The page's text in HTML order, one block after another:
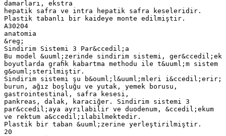
damarları, ekstra
hepatik safra ve intra hepatik safra keseleridir.
Plastik tabanlı bir kaideye monte edilmiştir.
A30204
anatomia
&reg;
Sindirim Sistemi 3 Par&ccedil;a
Bu model &uuml;zerinde sindirim sistemi, ger&ccedil;ek
boyutlarda graﬁk kabartma methodu ile t&uuml;m sistem
g&ouml;sterilmiştir.
Sindirim sistemi şu b&ouml;l&uuml;mleri i&ccedil;erir;
burun, ağız boşluğu ve yutak, yemek borusu,
gastrointestinal, safra kesesi,
pankreas, dalak, karaciğer. Sindirim sistemi 3
par&ccedil;aya ayrılabilir ve duodenum, &ccedil;ekum
ve rektum a&ccedil;ılabilmektedir.
Plastik bir taban &uuml;zerine yerleştirilmiştir.
20